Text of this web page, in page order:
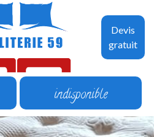
Devis
gratuit
indisponible